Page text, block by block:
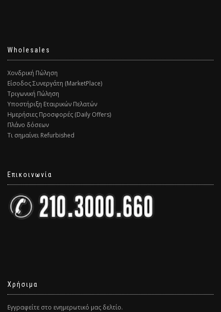
Wholesales
Χονδρική Πώληση
Είσοδος Συνεργάτη (MarketPlace)
Τριγωνική Πώληση
Υποστήριξη Εταιρικών Πελατών
Ημερήσιες Προσφορές (Daily Offers)
Πλάνο δόσεων
Τι σημαίνει Refurbished
Επικοινωνία
Χρήσιμα
Εγγραφείτε στο ενημερωτικό μας δελτίο.